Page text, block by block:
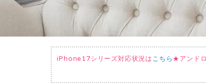
iPhone17シリーズ対応状況はこちら★アンド